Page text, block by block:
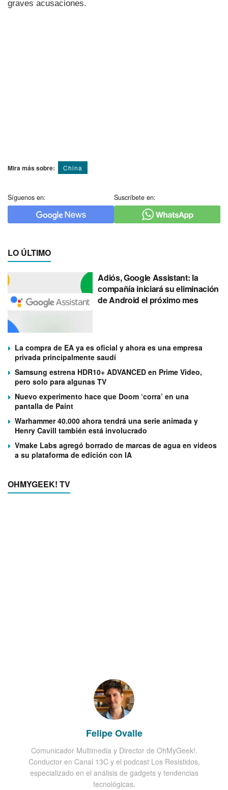
graves acusaciones.
Mira más sobre: China
Síguenos en: Suscríbete en:
LO ÚLTIMO
Adiós, Google Assistant: la
compañía iniciará su eliminación
de Android el próximo mes
La compra de EA ya es oficial y ahora es una empresa
privada principalmente saudí
Samsung estrena HDR10+ ADVANCED en Prime Video,
pero solo para algunas TV
Nuevo experimento hace que Doom ‘corra’ en una
pantalla de Paint
Warhammer 40.000 ahora tendrá una serie animada y
Henry Cavill también está involucrado
Vmake Labs agregó borrado de marcas de agua en videos
a su plataforma de edición con IA
OHMYGEEK! TV
Felipe Ovalle
Comunicador Multimedia y Director de OhMyGeek!.
Conductor en Canal 13C y el podcast Los Resistidos,
especializado en el análisis de gadgets y tendencias
tecnológicas.